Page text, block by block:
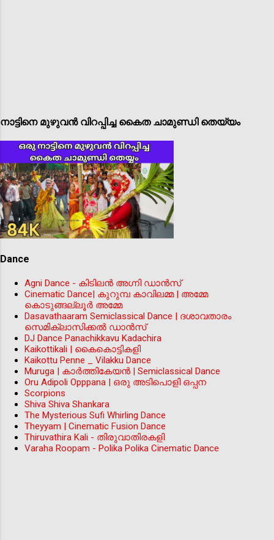
നാട്ടിനെ മുഴുവൻ വിറപ്പിച്ച കൈത ചാമുണ്ഡി തെയ്യം
Dance
Agni Dance - കിടിലന്‍ അഗ്നി ഡാൻസ്
Cinematic Dance| കുറുമ്പ കാവിലമ്മ | അമ്മേ
കൊടുങ്ങല്ലൂർ അമ്മേ
Dasavathaaram Semiclassical Dance | ദശാവതാരം
സെമിക്ലാസിക്കൽ ഡാൻസ്
DJ Dance Panachikkavu Kadachira
Kaikottikali | കൈകൊട്ടികളി
Kaikottu Penne _ Vilakku Dance
Muruga | കാർത്തികേയൻ | Semiclassical Dance
Oru Adipoli Opppana | ഒരു അടിപൊളി ഒപ്പന
Scorpions
Shiva Shiva Shankara
The Mysterious Sufi Whirling Dance
Theyyam | Cinematic Fusion Dance
Thiruvathira Kali - തിരുവാതിരകളി
Varaha Roopam - Polika Polika Cinematic Dance